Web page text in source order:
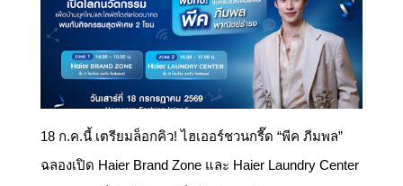
18 ก.ค.นี้ เตรียมล็อกคิว! ไฮเออร์ชวนกรี๊ด “พีค ภีมพล”
ฉลองเปิด Haier Brand Zone และ Haier Laundry Center